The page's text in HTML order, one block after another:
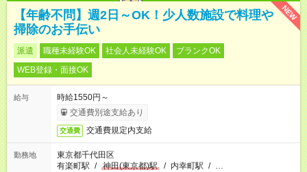
NEW
【年齢不問】週2日～OK！少人数施設で料理や
掃除のお手伝い
派遣 職種未経験OK 社会人未経験OK
ブランクOK
WEB登録・面接OK
給与
時給1550円～
交通費別途支給あり
交通費 交通費規定内支給
勤務地
東京都千代田区
有楽町駅 / 神田(東京都)駅 / 内幸町駅 / …